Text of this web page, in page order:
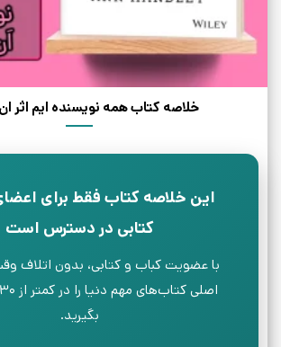
خلاصه کتاب همه نویسنده ایم اثر
این خلاصه کتاب فقط برای
کتابی در دسترس است
با عضویت کباب و کتابی، بدون اتلاف
بگیرید.